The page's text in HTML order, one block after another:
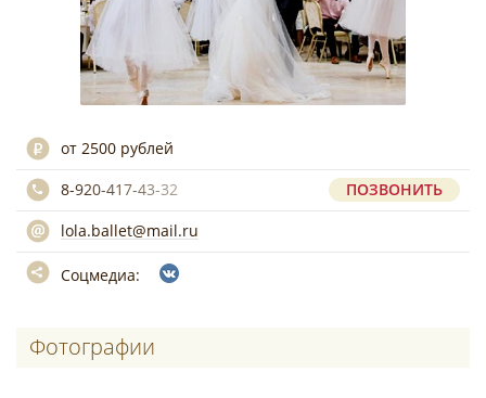
от 2500 рублей
8-920-417-43-32
ПОЗВОНИТЬ
lola.ballet@mail.ru
Соцмедиа:
Фотографии